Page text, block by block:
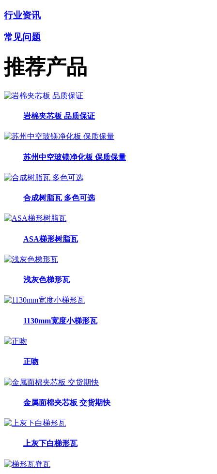
行业资讯
常见问题
推荐产品
岩棉夹芯板 品质保证
苏州中空玻镁净化板 保质保量
合成树脂瓦 多色可选
ASA梯形树脂瓦
浅灰色梯形瓦
1130mm宽度小梯形瓦
正吻
金属面棉夹芯板 交货期快
上灰下白梯形瓦